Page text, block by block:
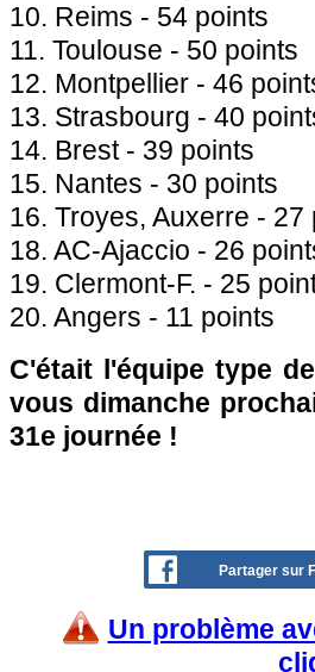
10. Reims - 54 points
11. Toulouse - 50 points
12. Montpellier - 46
13. Strasbourg - 40
14. Brest - 39 points
15. Nantes - 30 points
16. Troyes, Auxerre - 27
18. AC-Ajaccio - 26
19. Clermont-F. - 25
20. Angers - 11 points
C'était l'équipe type
vous dimanche
31e journée !
Partager sur
Un problème